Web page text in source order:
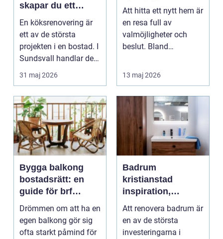
skapar du ett
hållbart och
funktionellt kök
En köksrenovering är
ett av de största
projekten i en bostad. I
Sundsvall handlar det
ofta om att ko...
31 maj 2026
Att hitta ett nytt hem är
en resa full av
valmöjligheter och
beslut. Bland
och sjö...
13 maj 2026
Bygga balkong
bostadsrätt: en
guide för brf
medlemmar
Drömmen om att ha en
egen balkong gör sig
ofta starkt påmind för
Badrum
kristianstad
inspiration,
planering och
smarta val
Att renovera badrum är
en av de största
investeringarna i